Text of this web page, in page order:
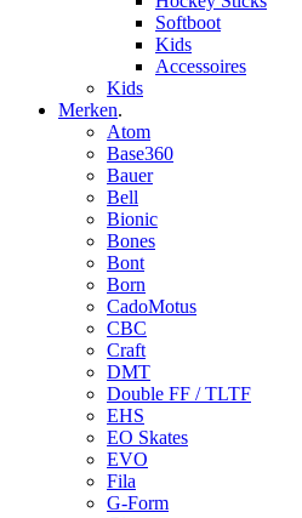
Softboot
Kids
Accessoires
Kids
Merken.
Atom
Base360
Bauer
Bell
Bionic
Bones
Bont
Born
CadoMotus
CBC
Craft
DMT
Double FF / TLTF
EHS
EO Skates
EVO
Fila
G-Form